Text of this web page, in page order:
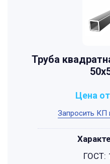
Труба
Запросить КП
Цена
ГОСТ: